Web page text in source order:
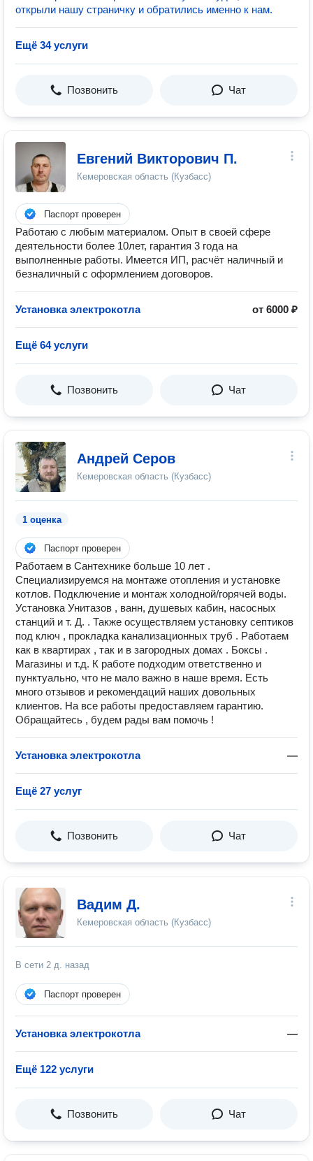
открыли нашу страничку и обратились именно к нам.
Ещё 34 услуги
Позвонить Чат
Евгений Викторович П.
Кемеровская область (Кузбасс)
Паспорт проверен
Работаю с любым материалом. Опыт в своей сфере
деятельности более 10лет, гарантия 3 года на
выполненные работы. Имеется ИП, расчёт наличный и
безналичный с оформлением договоров.
Установка электрокотла от 6000 ₽
Ещё 64 услуги
Позвонить Чат
Андрей Серов
Кемеровская область (Кузбасс)
1 оценка
Паспорт проверен
Работаем в Сантехнике больше 10 лет .
Специализируемся на монтаже отопления и установке
котлов. Подключение и монтаж холодной/горячей воды.
Установка Унитазов , ванн, душевых кабин, насосных
станций и т. Д. . Также осуществляем установку септиков
под ключ , прокладка канализационных труб . Работаем
как в квартирах , так и в загородных домах . Боксы .
Магазины и т.д. К работе подходим ответственно и
пунктуально, что не мало важно в наше время. Есть
много отзывов и рекомендаций наших довольных
клиентов. На все работы предоставляем гарантию.
Обращайтесь , будем рады вам помочь !
Установка электрокотла —
Ещё 27 услуг
Позвонить Чат
Вадим Д.
Кемеровская область (Кузбасс)
В сети 2 д. назад
Паспорт проверен
Установка электрокотла —
Ещё 122 услуги
Позвонить Чат